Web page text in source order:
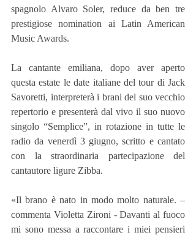
spagnolo Alvaro Soler, reduce da ben tre
prestigiose nomination ai Latin American
Music Awards.
La cantante emiliana, dopo aver aperto
questa estate le date italiane del tour di Jack
Savoretti, interpreterà i brani del suo vecchio
repertorio e presenterà dal vivo il suo nuovo
singolo “Semplice”, in rotazione in tutte le
radio da venerdì 3 giugno, scritto e cantato
con la straordinaria partecipazione del
cantautore ligure Zibba.
«Il brano è nato in modo molto naturale. –
commenta Violetta Zironi - Davanti al fuoco
mi sono messa a raccontare i miei pensieri